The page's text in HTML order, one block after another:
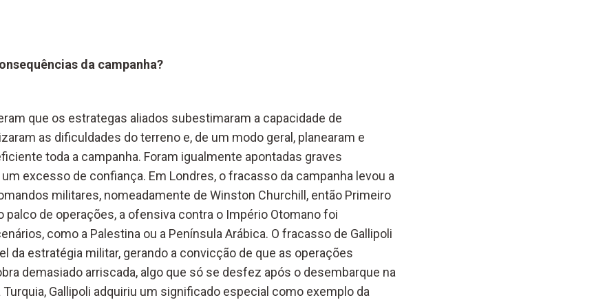
da campanha?
que os estrategas aliados subestimaram a capacidade de
as dificuldades do terreno e, de um modo geral, planearam e
toda a campanha. Foram igualmente apontadas graves
excesso de confiança. Em Londres, o fracasso da campanha levou a
militares, nomeadamente de Winston Churchill, então Primeiro
palco de operações, a ofensiva contra o Império Otomano foi
como a Palestina ou a Península Arábica. O fracasso de Gallipoli
da estratégia militar, gerando a convicção de que as operações
demasiado arriscada, algo que só se desfez após o desembarque na
Turquia, Gallipoli adquiriu um significado especial como exemplo da